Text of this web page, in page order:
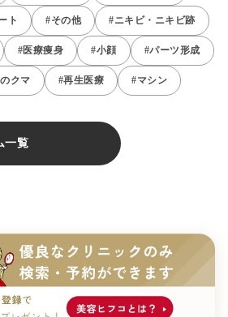
ト #その他 #ニキビ・ニキビ跡
#医療痩身 #小顔 #パーツ形成
クマ #再生医療 #マシン
一覧